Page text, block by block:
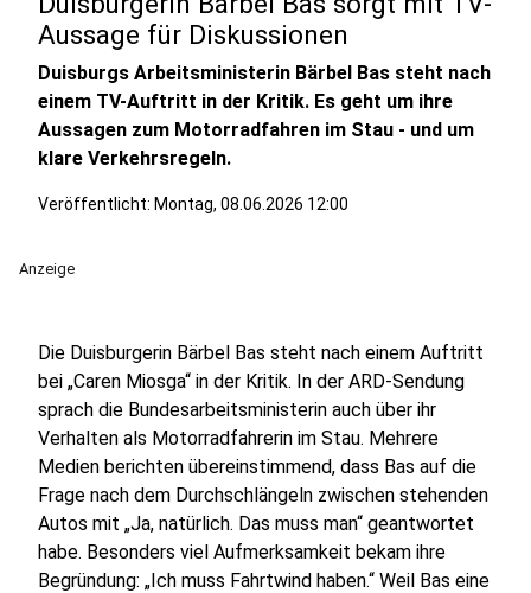
Aussage für Diskussionen
Duisburgs Arbeitsministerin Bärbel Bas steht nach
einem TV-Auftritt in der Kritik. Es geht um ihre
Aussagen zum Motorradfahren im Stau - und um
klare Verkehrsregeln.
Veröffentlicht: Montag, 08.06.2026 12:00
Anzeige
Die Duisburgerin Bärbel Bas steht nach einem Auftritt
bei „Caren Miosga“ in der Kritik. In der ARD-Sendung
sprach die Bundesarbeitsministerin auch über ihr
Verhalten als Motorradfahrerin im Stau. Mehrere
Medien berichten übereinstimmend, dass Bas auf die
Frage nach dem Durchschlängeln zwischen stehenden
Autos mit „Ja, natürlich. Das muss man“ geantwortet
habe. Besonders viel Aufmerksamkeit bekam ihre
Begründung: „Ich muss Fahrtwind haben.“ Weil Bas eine